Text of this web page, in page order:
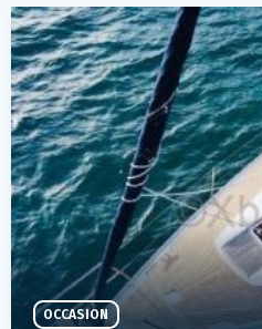
OCCASION